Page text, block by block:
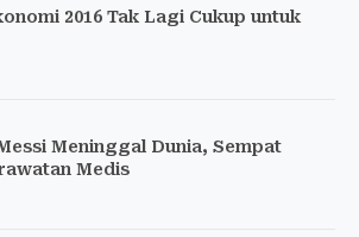
2016 Tak Lagi Cukup untuk
Meninggal Dunia, Sempat
Medis